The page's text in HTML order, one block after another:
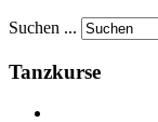
Suchen ...
Tanzkurse